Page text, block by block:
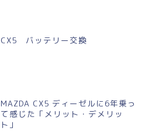
CX5 バッテリー交換
MAZDA CX5 ディーゼルに6年乗っ
て感じた「メリット・デメリッ
ト」